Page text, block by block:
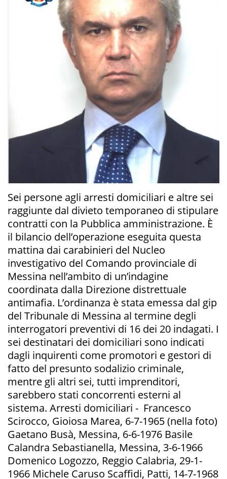
Sei persone agli arresti domiciliari e altre sei
raggiunte dal divieto temporaneo di stipulare
contratti con la Pubblica amministrazione. È
il bilancio dell’operazione eseguita questa
mattina dai carabinieri del Nucleo
investigativo del Comando provinciale di
Messina nell’ambito di un’indagine
coordinata dalla Direzione distrettuale
antimafia. L’ordinanza è stata emessa dal gip
del Tribunale di Messina al termine degli
interrogatori preventivi di 16 dei 20 indagati. I
sei destinatari dei domiciliari sono indicati
dagli inquirenti come promotori e gestori di
fatto del presunto sodalizio criminale,
mentre gli altri sei, tutti imprenditori,
sarebbero stati concorrenti esterni al
sistema. Arresti domiciliari - Francesco
Scirocco, Gioiosa Marea, 6-7-1965 (nella foto)
Gaetano Busà, Messina, 6-6-1976 Basile
Calandra Sebastianella, Messina, 3-6-1966
Domenico Logozzo, Reggio Calabria, 29-1-
1966 Michele Caruso Scaffidi, Patti, 14-7-1968